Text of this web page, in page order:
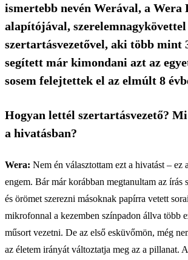
ismertebb nevén Werával, a Wera
alapítójával, szerelemnagykövettel
szertartásvezetővel, aki több mint
segített már kimondani azt az
sosem felejtettek el az elmúlt 8
Hogyan lettél szertartásvezető?
a hivatásban?
Wera: Nem én választottam ezt a hivatást – ez
engem. Bár már korábban megtanultam az írás
és örömet szerezni másoknak papírra vetett
mikrofonnal a kezemben színpadon állva több
műsort vezetni. De az első esküvőmön, még
az életem irányát változtatja meg az a pillanat.